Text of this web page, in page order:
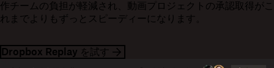
作チームの負担が軽減され、動画プロジェクトの承認取得がこ
れまでよりもずっとスピーディーになります。
Dropbox Replay を試す